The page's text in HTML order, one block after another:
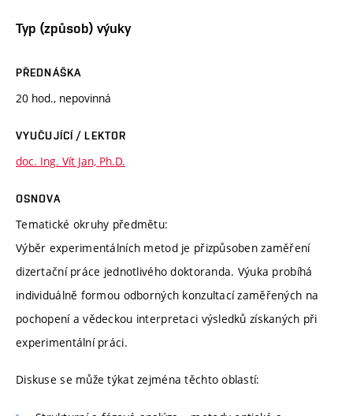
Typ (způsob) výuky
PŘEDNÁŠKA
20 hod., nepovinná
VYUČUJÍCÍ / LEKTOR
doc. Ing. Vít Jan, Ph.D.
OSNOVA
Tematické okruhy předmětu:
Výběr experimentálních metod je přizpůsoben zaměření
dizertační práce jednotlivého doktoranda. Výuka probíhá
individuálně formou odborných konzultací zaměřených na
pochopení a vědeckou interpretaci výsledků získaných při
experimentální práci.
Diskuse se může týkat zejména těchto oblastí: